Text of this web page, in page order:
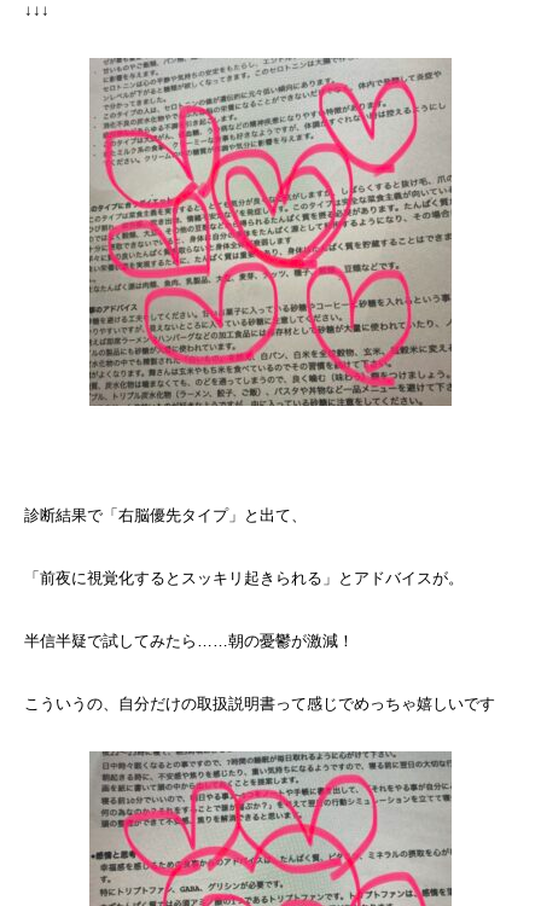
↓↓↓
診断結果で「右脳優先タイプ」と出て、
「前夜に視覚化するとスッキリ起きられる」とアドバイスが。
半信半疑で試してみたら……朝の憂鬱が激減！
こういうの、自分だけの取扱説明書って感じでめっちゃ嬉しいです